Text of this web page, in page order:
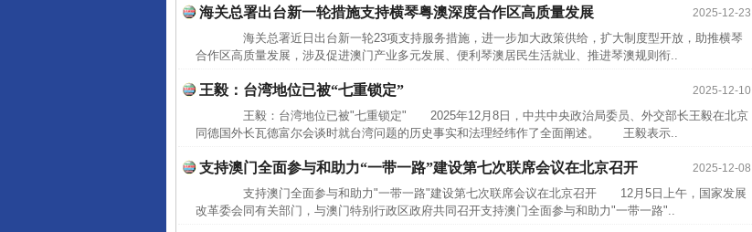
2025-12-23
海关总署出台新一轮措施支持横琴粤澳深度合作区高质量发展
海关总署近日出台新一轮23项支持服务措施，进一步加大政策供给，扩大制度型开放，助推横琴
合作区高质量发展，涉及促进澳门产业多元发展、便利琴澳居民生活就业、推进琴澳规则衔..
2025-12-10
王毅：台湾地位已被“七重锁定”
王毅：台湾地位已被"七重锁定" 2025年12月8日，中共中央政治局委员、外交部长王毅在北京
同德国外长瓦德富尔会谈时就台湾问题的历史事实和法理经纬作了全面阐述。 王毅表示..
2025-12-08
支持澳门全面参与和助力“一带一路”建设第七次联席会议在北京召开
支持澳门全面参与和助力"一带一路"建设第七次联席会议在北京召开 12月5日上午，国家发展
改革委会同有关部门，与澳门特别行政区政府共同召开支持澳门全面参与和助力"一带一路"..